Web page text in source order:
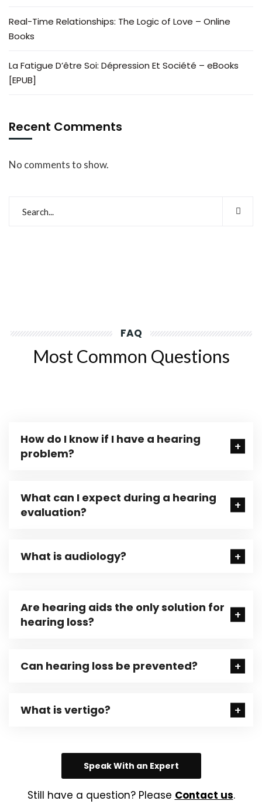
Real-Time Relationships: The Logic of Love – Online
Books
La Fatigue D’être Soi: Dépression Et Société – eBooks
[EPUB]
Recent Comments
No comments to show.
FAQ
Most Common Questions
How do I know if I have a hearing
problem?
What can I expect during a hearing
evaluation?
What is audiology?
Are hearing aids the only solution for
hearing loss?
Can hearing loss be prevented?
What is vertigo?
Speak With an Expert
Still have a question? Please Contact us.